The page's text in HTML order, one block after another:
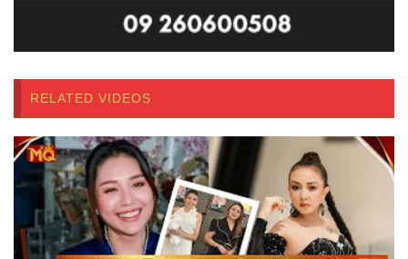
RELATED VIDEOS